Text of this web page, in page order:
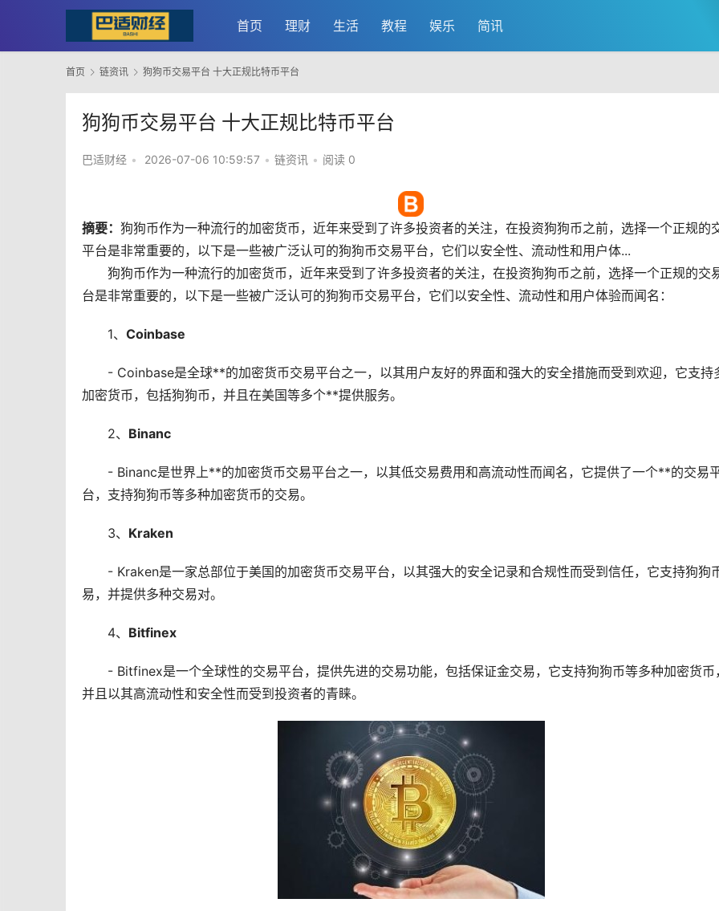
首页 理财 生活 教程 娱乐 简讯
首页 链资讯 狗狗币交易平台 十大正规比特币平台
狗狗币交易平台 十大正规比特币平台
巴适财经 • 2026-07-06 10:59:57 • 链资讯 • 阅读 0
摘要： 狗狗币作为一种流行的加密货币，近年来受到了许多投资者的关注，在投资狗狗币之前，选择一个正规的
平台是非常重要的，以下是一些被广泛认可的狗狗币交易平台，它们以安全性、流动性和用户体...
狗狗币作为一种流行的加密货币，近年来受到了许多投资者的关注，在投资狗狗币之前，选择一个正规的交
台是非常重要的，以下是一些被广泛认可的狗狗币交易平台，它们以安全性、流动性和用户体验而闻名：
1、 Coinbase
- Coinbase是全球**的加密货币交易平台之一，以其用户友好的界面和强大的安全措施而受到欢迎，它支持
加密货币，包括狗狗币，并且在美国等多个**提供服务。
2、 Binanc
- Binanc是世界上**的加密货币交易平台之一，以其低交易费用和高流动性而闻名，它提供了一个**的交易
台，支持狗狗币等多种加密货币的交易。
3、 Kraken
- Kraken是一家总部位于美国的加密货币交易平台，以其强大的安全记录和合规性而受到信任，它支持狗狗
易，并提供多种交易对。
4、 Bitfinex
- Bitfinex是一个全球性的交易平台，提供先进的交易功能，包括保证金交易，它支持狗狗币等多种加密货币
并且以其高流动性和安全性而受到投资者的青睐。